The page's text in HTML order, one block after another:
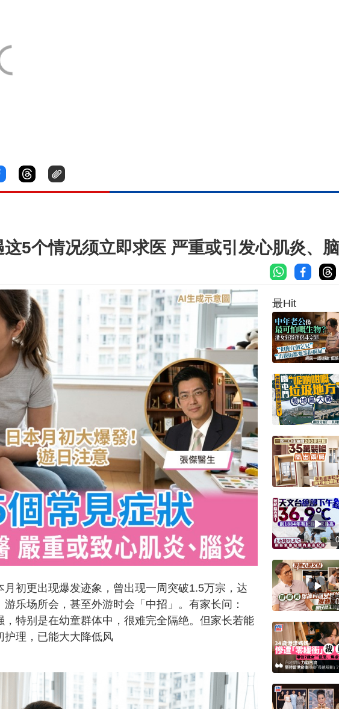
5个情况须立即求医 严重或引发心肌炎、
初更出现爆发迹象，曾出现一周突破1.5万宗，达
乐场所会，甚至外游时会「中招」。有家长问：
，特别是在幼童群体中，很难完全隔绝。但家长若能
护理，已能大大降低风
最Hit